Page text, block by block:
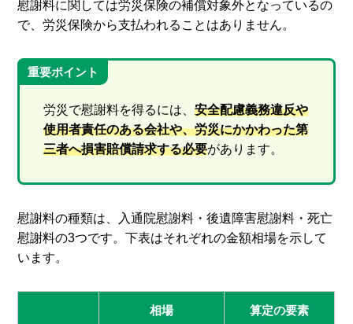
慰謝料に関しては労災保険の補償対象外となっているの
で、労災保険から支払われることはありません。
重要ポイント
労災で慰謝料を得るには、安全配慮義務違反や
使用者責任のある会社や、労災にかかわった第
三者へ損害賠償請求する必要があります。
慰謝料の種類は、入通院慰謝料・後遺障害慰謝料・死亡
慰謝料の3つです。下表はそれぞれの金額相場を示して
います。
相場 算定の要素